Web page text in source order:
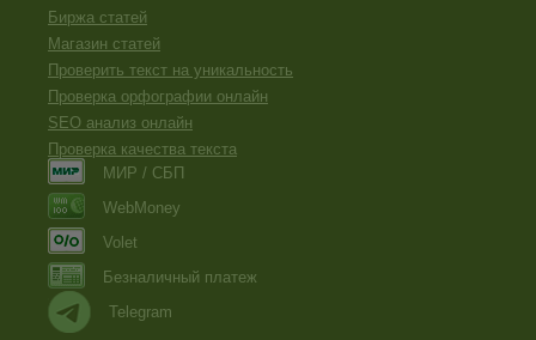
Биржа статей
Магазин статей
Проверить текст на уникальность
Проверка орфографии онлайн
SEO анализ онлайн
Проверка качества текста
МИР / СБП
WebMoney
Volet
Безналичный платеж
Telegram